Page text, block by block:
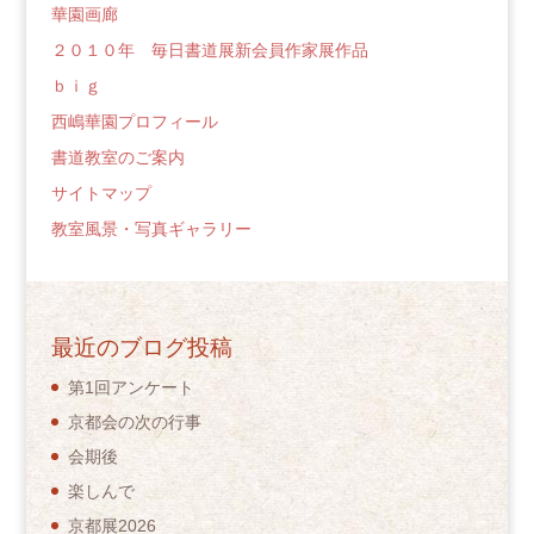
華園画廊
２０１０年 毎日書道展新会員作家展作品
ｂｉｇ
西嶋華園プロフィール
書道教室のご案内
サイトマップ
教室風景・写真ギャラリー
最近のブログ投稿
第1回アンケート
京都会の次の行事
会期後
楽しんで
京都展2026